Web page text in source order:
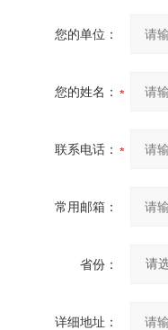
您的单位：
您的姓名：
联系电话：
常用邮箱：
省份：
详细地址：